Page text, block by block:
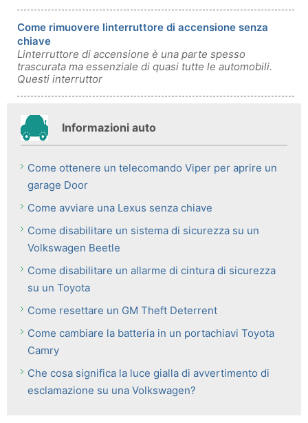
Come rimuovere linterruttore di accensione senza
chiave
Linterruttore di accensione è una parte spesso
trascurata ma essenziale di quasi tutte le automobili.
Questi interruttor
Informazioni auto
Come ottenere un telecomando Viper per aprire un
garage Door
Come avviare una Lexus senza chiave
Come disabilitare un sistema di sicurezza su un
Volkswagen Beetle
Come disabilitare un allarme di cintura di sicurezza
su un Toyota
Come resettare un GM Theft Deterrent
Come cambiare la batteria in un portachiavi Toyota
Camry
Che cosa significa la luce gialla di avvertimento di
esclamazione su una Volkswagen?